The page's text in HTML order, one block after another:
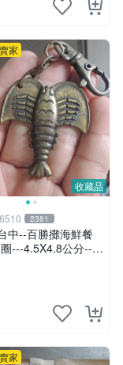
收藏品
家
2381
中--百勝攤海鮮餐
---4.5X4.8公分--銅
家